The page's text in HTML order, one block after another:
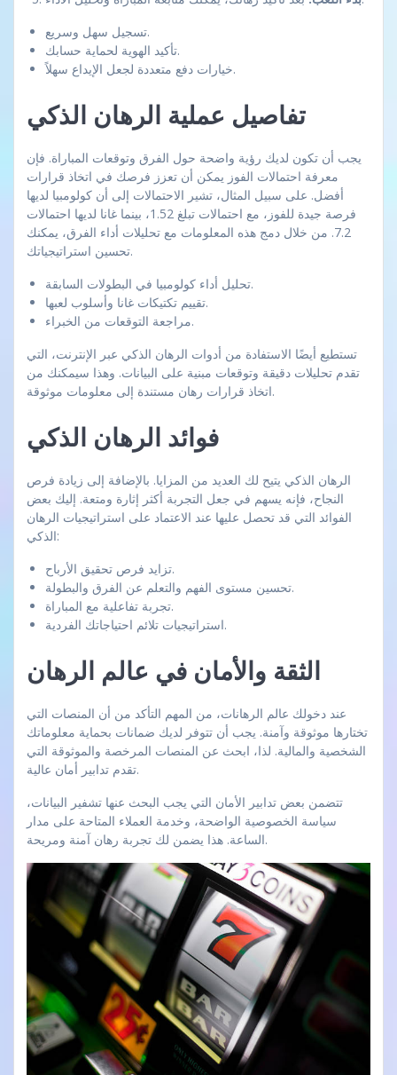
تسجيل سهل وسريع.
تأكيد الهوية لحماية حسابك.
خيارات دفع متعددة لجعل الإيداع سهلاً.
تفاصيل عملية الرهان الذكي
يجب أن تكون لديك رؤية واضحة حول الفرق وتوقعات المباراة. فإن
معرفة احتمالات الفوز يمكن أن تعزز فرصك في اتخاذ قرارات
أفضل. على سبيل المثال، تشير الاحتمالات إلى أن كولومبيا لديها
فرصة جيدة للفوز، مع احتمالات تبلغ 1.52، بينما غانا لديها احتمالات
7.2. من خلال دمج هذه المعلومات مع تحليلات أداء الفرق، يمكنك
تحسين استراتيجياتك.
تحليل أداء كولومبيا في البطولات السابقة.
تقييم تكتيكات غانا وأسلوب لعبها.
مراجعة التوقعات من الخبراء.
تستطيع أيضًا الاستفادة من أدوات الرهان الذكي عبر الإنترنت، التي
تقدم تحليلات دقيقة وتوقعات مبنية على البيانات. وهذا سيمكنك من
اتخاذ قرارات رهان مستندة إلى معلومات موثوقة.
فوائد الرهان الذكي
الرهان الذكي يتيح لك العديد من المزايا. بالإضافة إلى زيادة فرص
النجاح، فإنه يسهم في جعل التجربة أكثر إثارة ومتعة. إليك بعض
الفوائد التي قد تحصل عليها عند الاعتماد على استراتيجيات الرهان
الذكي:
تزايد فرص تحقيق الأرباح.
تحسين مستوى الفهم والتعلم عن الفرق والبطولة.
تجربة تفاعلية مع المباراة.
استراتيجيات تلائم احتياجاتك الفردية.
الثقة والأمان في عالم الرهان
عند دخولك عالم الرهانات، من المهم التأكد من أن المنصات التي
تختارها موثوقة وآمنة. يجب أن تتوفر لديك ضمانات بحماية معلوماتك
الشخصية والمالية. لذا، ابحث عن المنصات المرخصة والموثوقة التي
تقدم تدابير أمان عالية.
تتضمن بعض تدابير الأمان التي يجب البحث عنها تشفير البيانات،
سياسة الخصوصية الواضحة، وخدمة العملاء المتاحة على مدار
الساعة. هذا يضمن لك تجربة رهان آمنة ومريحة.